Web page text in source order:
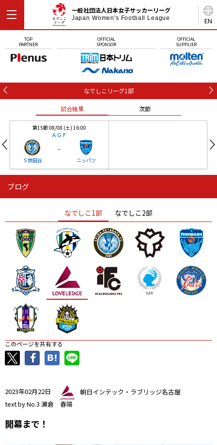
EN
一般社団法人日本女子サッカーリーグ
Japan Women's Football League
TOP
PARTNER
OFFICIAL
SPONSOR
OFFICIAL
SUPPLIER
なでしこリーグ1部
試合結果 次節
第15節 08/08 (土) 16:00
ＡＧＦ
Ｓ世田谷
-
ニッパツ
ニッパツ
ニッパツ 名古屋
石人の星
静岡 愛媛Ｌ
ブログ
なでしこ1部 なでしこ2部
このページを共有する
2023年02月22日
朝日インテック・ラブリッジ名古屋
text by No.3 瀬倉 春陽
開幕まで！